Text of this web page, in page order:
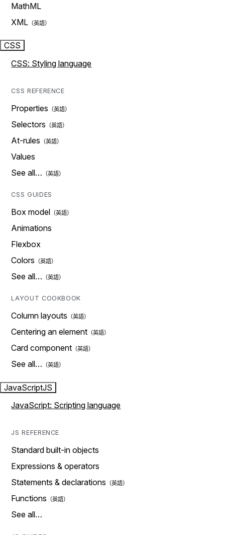
MathML
XML
CSS
CSS: Styling language
CSS REFERENCE
Properties
Selectors
At-rules
Values
See all…
CSS GUIDES
Box model
Animations
Flexbox
Colors
See all…
LAYOUT COOKBOOK
Column layouts
Centering an element
Card component
See all…
JavaScriptJS
JavaScript: Scripting language
JS REFERENCE
Standard built-in objects
Expressions & operators
Statements & declarations
Functions
See all…